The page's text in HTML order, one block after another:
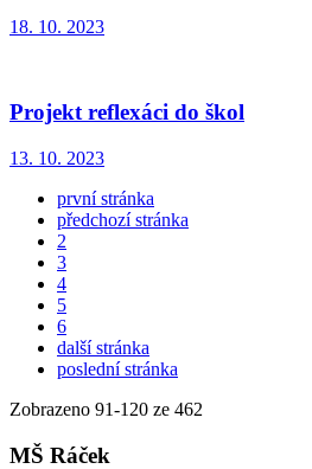
18. 10. 2023
Projekt reflexáci do škol
13. 10. 2023
první stránka
předchozí stránka
2
3
4
5
6
další stránka
poslední stránka
Zobrazeno 91-120 ze 462
MŠ Ráček